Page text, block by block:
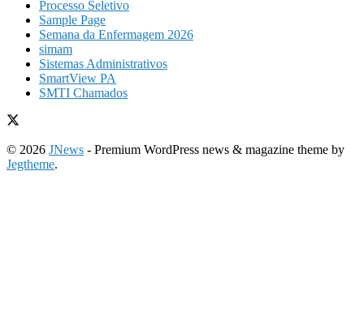
Processo Seletivo
Sample Page
Semana da Enfermagem 2026
simam
Sistemas Administrativos
SmartView PA
SMTI Chamados
© 2026 JNews - Premium WordPress news & magazine theme by
Jegtheme.